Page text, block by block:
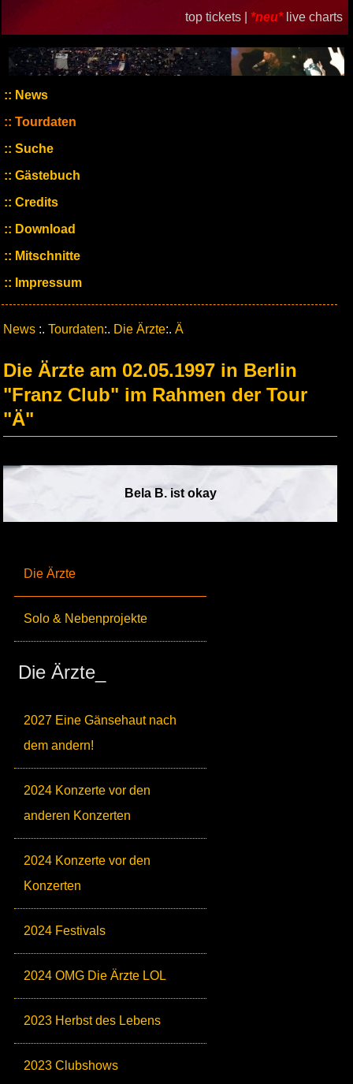
top tickets | *neu* live charts
News
Tourdaten
Suche
Gästebuch
Credits
Download
Mitschnitte
Impressum
Die Ärzte
Solo & Nebenprojekte
Die Ärzte_
2027 Eine Gänsehaut nach
dem andern!
2024 Konzerte vor den
anderen Konzerten
2024 Konzerte vor den
Konzerten
2024 Festivals
2024 OMG Die Ärzte LOL
2023 Herbst des Lebens
2023 Clubshows
News :. Tourdaten:. Die Ärzte:. Ä
Die Ärzte am 02.05.1997 in Berlin
"Franz Club" im Rahmen der Tour
"Ä"
Bela B. ist okay